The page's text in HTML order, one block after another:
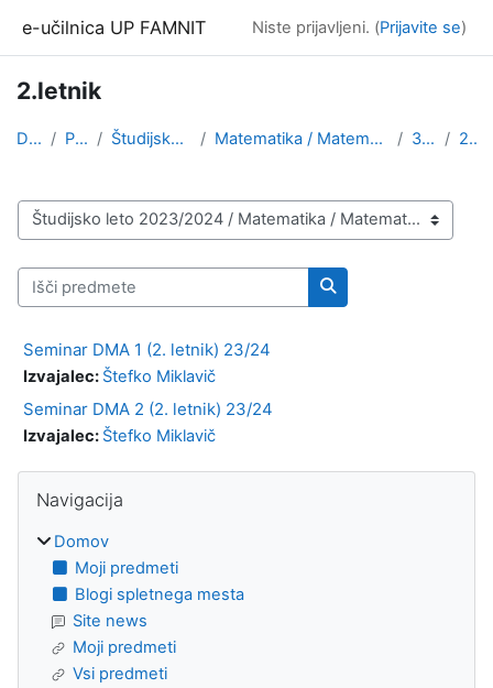
e-učilnica UP FAMNIT Niste prijavljeni. (Prijavite se)
2.letnik
Domov Predmeti Študijsko leto 2023/2024 Matematika / Matematične znanosti (1. stopnja, 2. ... 3.stopnja 2.letnik
Kategorije predmetov
Išči predmete
Išči predmete
Seminar DMA 1 (2. letnik) 23/24
Izvajalec: Štefko Miklavič
Seminar DMA 2 (2. letnik) 23/24
Izvajalec: Štefko Miklavič
Bloki
Navigacija
Domov
Moji predmeti
Blogi spletnega mesta
Site news
Moji predmeti
Vsi predmeti